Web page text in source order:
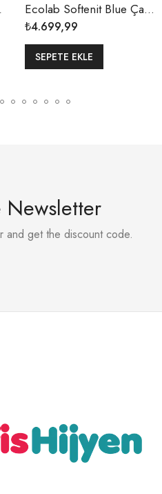
Ecolab Softenit Blue Çamaşır Yumuşatıcısı 20 Kg
4.699,99
SEPETE EKLE
Newsletter
and get the discount code.